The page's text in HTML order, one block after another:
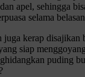
apel, sehingga
selama
kerap disajikan
siap
puding